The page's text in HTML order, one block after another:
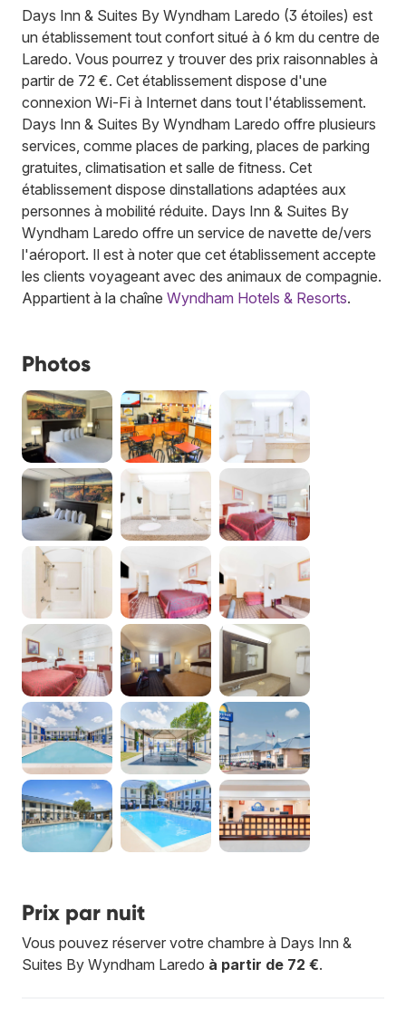
Days Inn & Suites By Wyndham Laredo (3 étoiles) est
un établissement tout confort situé à 6 km du centre de
Laredo. Vous pourrez y trouver des prix raisonnables à
partir de 72 €. Cet établissement dispose d'une
connexion Wi-Fi à Internet dans tout l'établissement.
Days Inn & Suites By Wyndham Laredo offre plusieurs
services, comme places de parking, places de parking
gratuites, climatisation et salle de fitness. Cet
établissement dispose dinstallations adaptées aux
personnes à mobilité réduite. Days Inn & Suites By
Wyndham Laredo offre un service de navette de/vers
l'aéroport. Il est à noter que cet établissement accepte
les clients voyageant avec des animaux de compagnie.
Appartient à la chaîne Wyndham Hotels & Resorts.
Photos
Prix par nuit
Vous pouvez réserver votre chambre à Days Inn &
Suites By Wyndham Laredo à partir de 72 €.